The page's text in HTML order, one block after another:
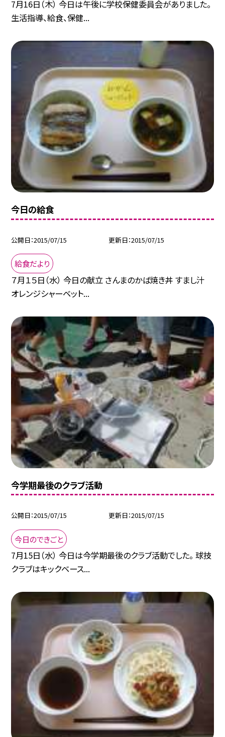
7月16日（木） 今日は午後に学校保健委員会がありました。
生活指導、給食、保健...
今日の給食
公開日 2015/07/15 更新日 2015/07/15
給食だより
７月１５日（水） 今日の献立 さんまのかば焼き丼 すまし汁
オレンジシャーベット...
今学期最後のクラブ活動
公開日 2015/07/15 更新日 2015/07/15
今日のできごと
7月15日（水） 今日は今学期最後のクラブ活動でした。 球技
クラブはキックベース...